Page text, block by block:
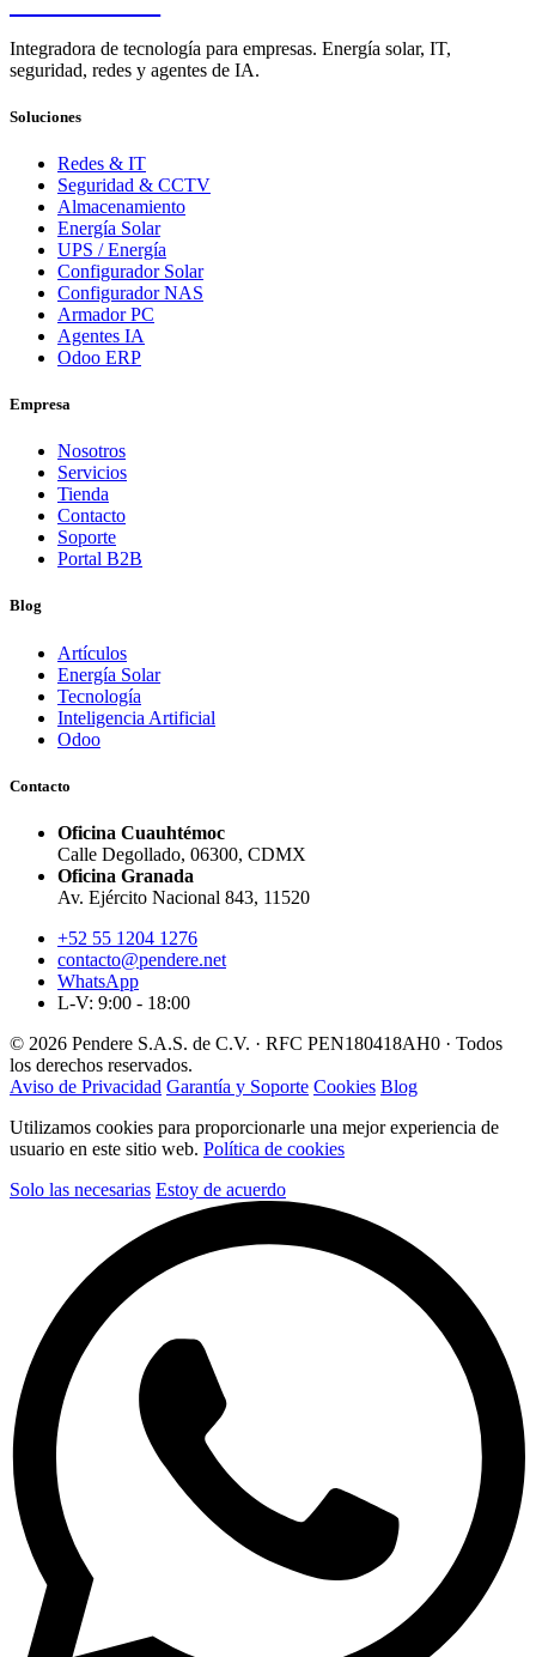
Integradora de tecnología para empresas. Energía solar, IT,
seguridad, redes y agentes de IA.
Soluciones
Redes & IT
Seguridad & CCTV
Almacenamiento
Energía Solar
UPS / Energía
Configurador Solar
Configurador NAS
Armador PC
Agentes IA
Odoo ERP
Empresa
Nosotros
Servicios
Tienda
Contacto
Soporte
Portal B2B
Blog
Artículos
Energía Solar
Tecnología
Inteligencia Artificial
Odoo
Contacto
Oficina Cuauhtémoc
Calle Degollado, 06300, CDMX
Oficina Granada
Av. Ejército Nacional 843, 11520
+52 55 1204 1276
contacto@pendere.net
WhatsApp
L-V: 9:00 - 18:00
© 2026 Pendere S.A.S. de C.V. · RFC PEN180418AH0 · Todos
los derechos reservados.
Aviso de Privacidad Garantía y Soporte Cookies Blog
Utilizamos cookies para proporcionarle una mejor experiencia de
usuario en este sitio web. Política de cookies
Solo las necesarias Estoy de acuerdo